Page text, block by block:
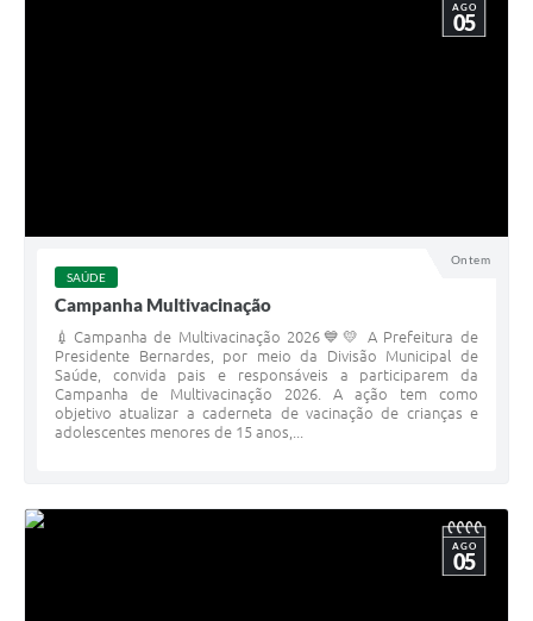
Ontem
AGO
05
SAÚDE
Campanha Multivacinação
💉Campanha de Multivacinação 2026💙💛 A Prefeitura de
Presidente Bernardes, por meio da Divisão Municipal de
Saúde, convida pais e responsáveis a participarem da
Campanha de Multivacinação 2026. A ação tem como
objetivo atualizar a caderneta de vacinação de crianças e
adolescentes menores de 15 anos,...
AGO
05